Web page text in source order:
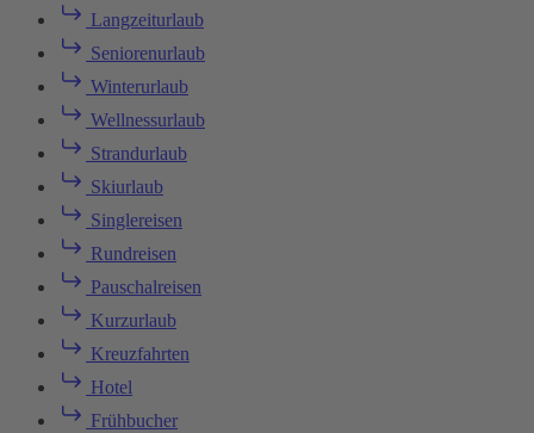
Langzeiturlaub
Seniorenurlaub
Winterurlaub
Wellnessurlaub
Strandurlaub
Skiurlaub
Singlereisen
Rundreisen
Pauschalreisen
Kurzurlaub
Kreuzfahrten
Hotel
Frühbucher